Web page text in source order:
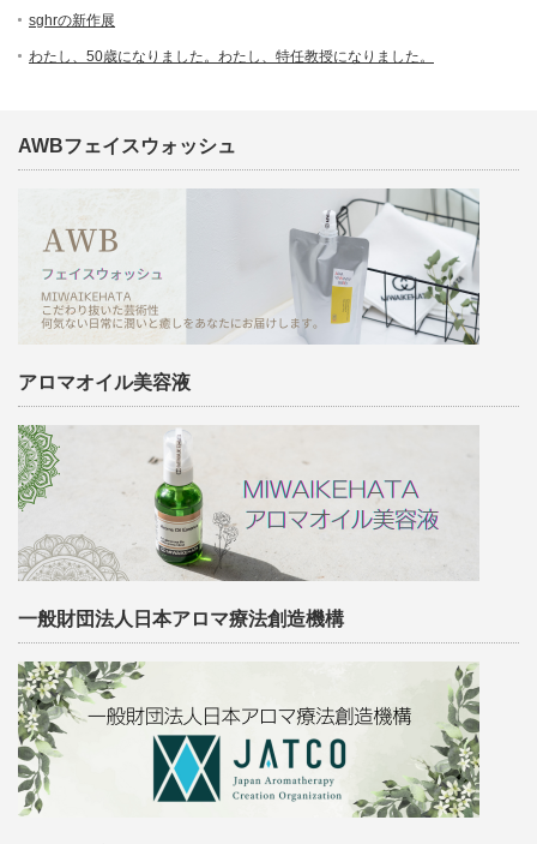
sghrの新作展
わたし、50歳になりました。わたし、特任教授になりました。
AWBフェイスウォッシュ
アロマオイル美容液
一般財団法人日本アロマ療法創造機構